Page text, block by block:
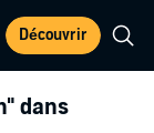
Découvrir
dans